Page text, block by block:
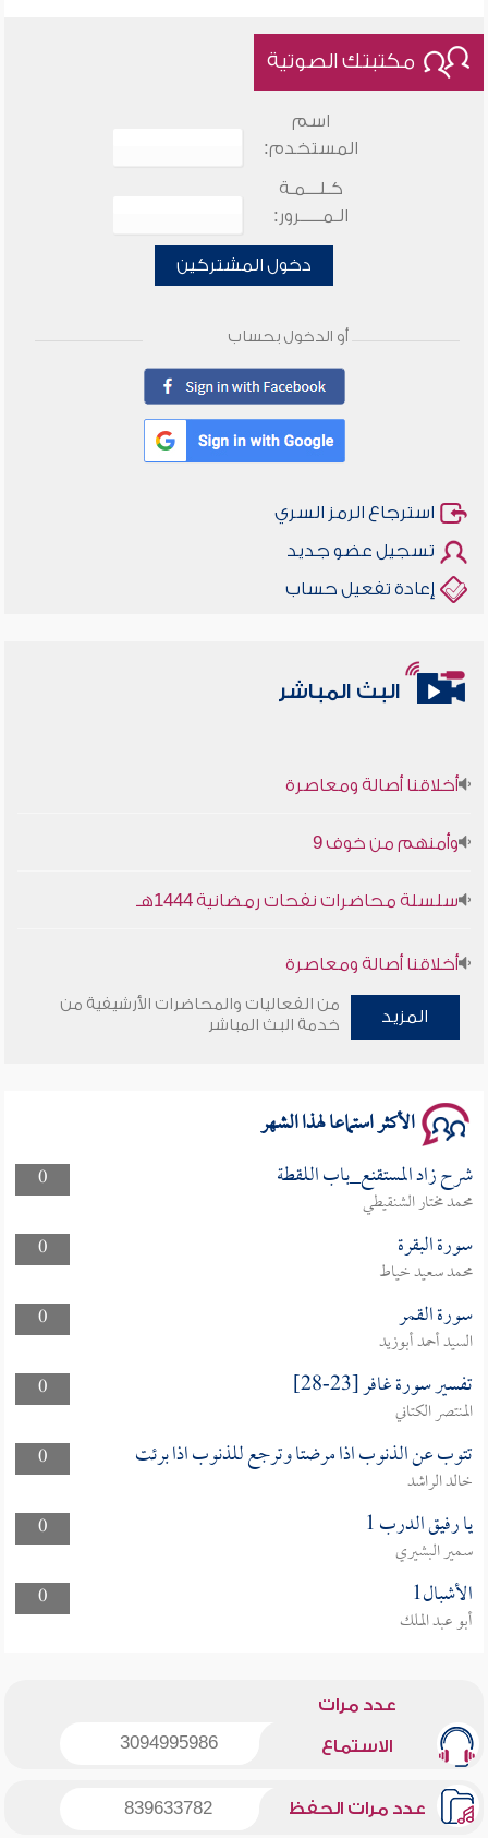
مكتبتك الصوتية
اسم
المستخدم:
كـلـــمـة
الـمـــــرور:
دخول المشتركين
أو الدخول بحساب
استرجاع الرمز السري
تسجيل عضو جديد
إعادة تفعيل حساب
البث المباشر
أخلاقنا أصالة ومعاصرة
وأمنهم من خوف 9
سلسلة محاضرات نفحات رمضانية 1444هـ
أخلاقنا أصالة ومعاصرة
وأمنهم من خوف 9
المزيد
من الفعاليات والمحاضرات الأرشيفية من
خدمة البث المباشر
الأكثر استماعا لهذا الشهر
0 شرح زاد المستقنع_باب اللقطة
محمد مختار الشنقيطي
0
سورة البقرة
محمد سعيد خياط
0
سورة القمر
السيد أحمد أبوزيد
0
تفسير سورة غافر [23-28]
المنتصر الكتاني
0
تتوب عن الذنوب اذا مرضتا وترجع للذنوب اذا برئت
خالد الراشد
0
يا رفيق الدرب 1
سمير البشيري
0
الأشبال1
أبو عبد الملك
عدد مرات
الاستماع 3094995986
عدد مرات الحفظ 839633782